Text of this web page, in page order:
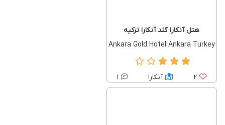
هتل آنکارا گلد آنکارا ترکیه
Ankara Gold Hotel Ankara Turkey
2 آنکارا 1